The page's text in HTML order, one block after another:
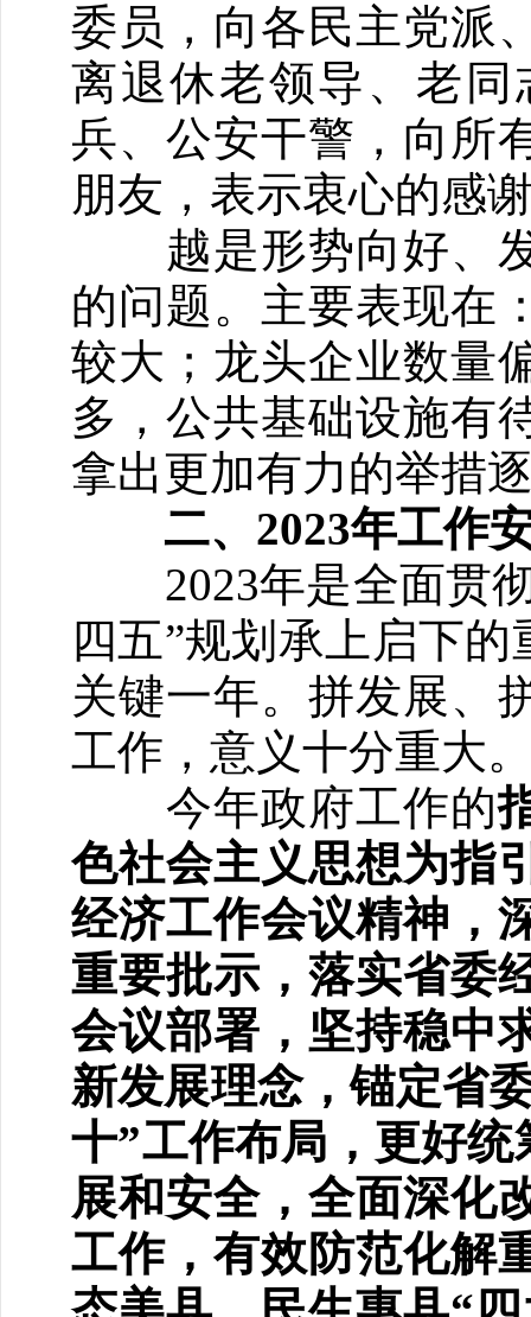
委员，向各民主党派
离退休老领导、老
兵、公安干警，向所
朋友，表示衷心的感
越是形势向好、发
的问题。主要表现在
较大；龙头企业数量
多，公共基础设施有
拿出更加有力的举措
二、2023年工作
2023年是全面贯彻
四五”规划承上启下
关键一年。拼发展、
工作，意义十分重大
今年政府工作的
色社会主义思想为指
经济工作会议精神，
重要批示，落实省委
会议部署，坚持稳中
新发展理念，锚定省
十”工作布局，更好
展和安全，全面深化
工作，有效防范化解